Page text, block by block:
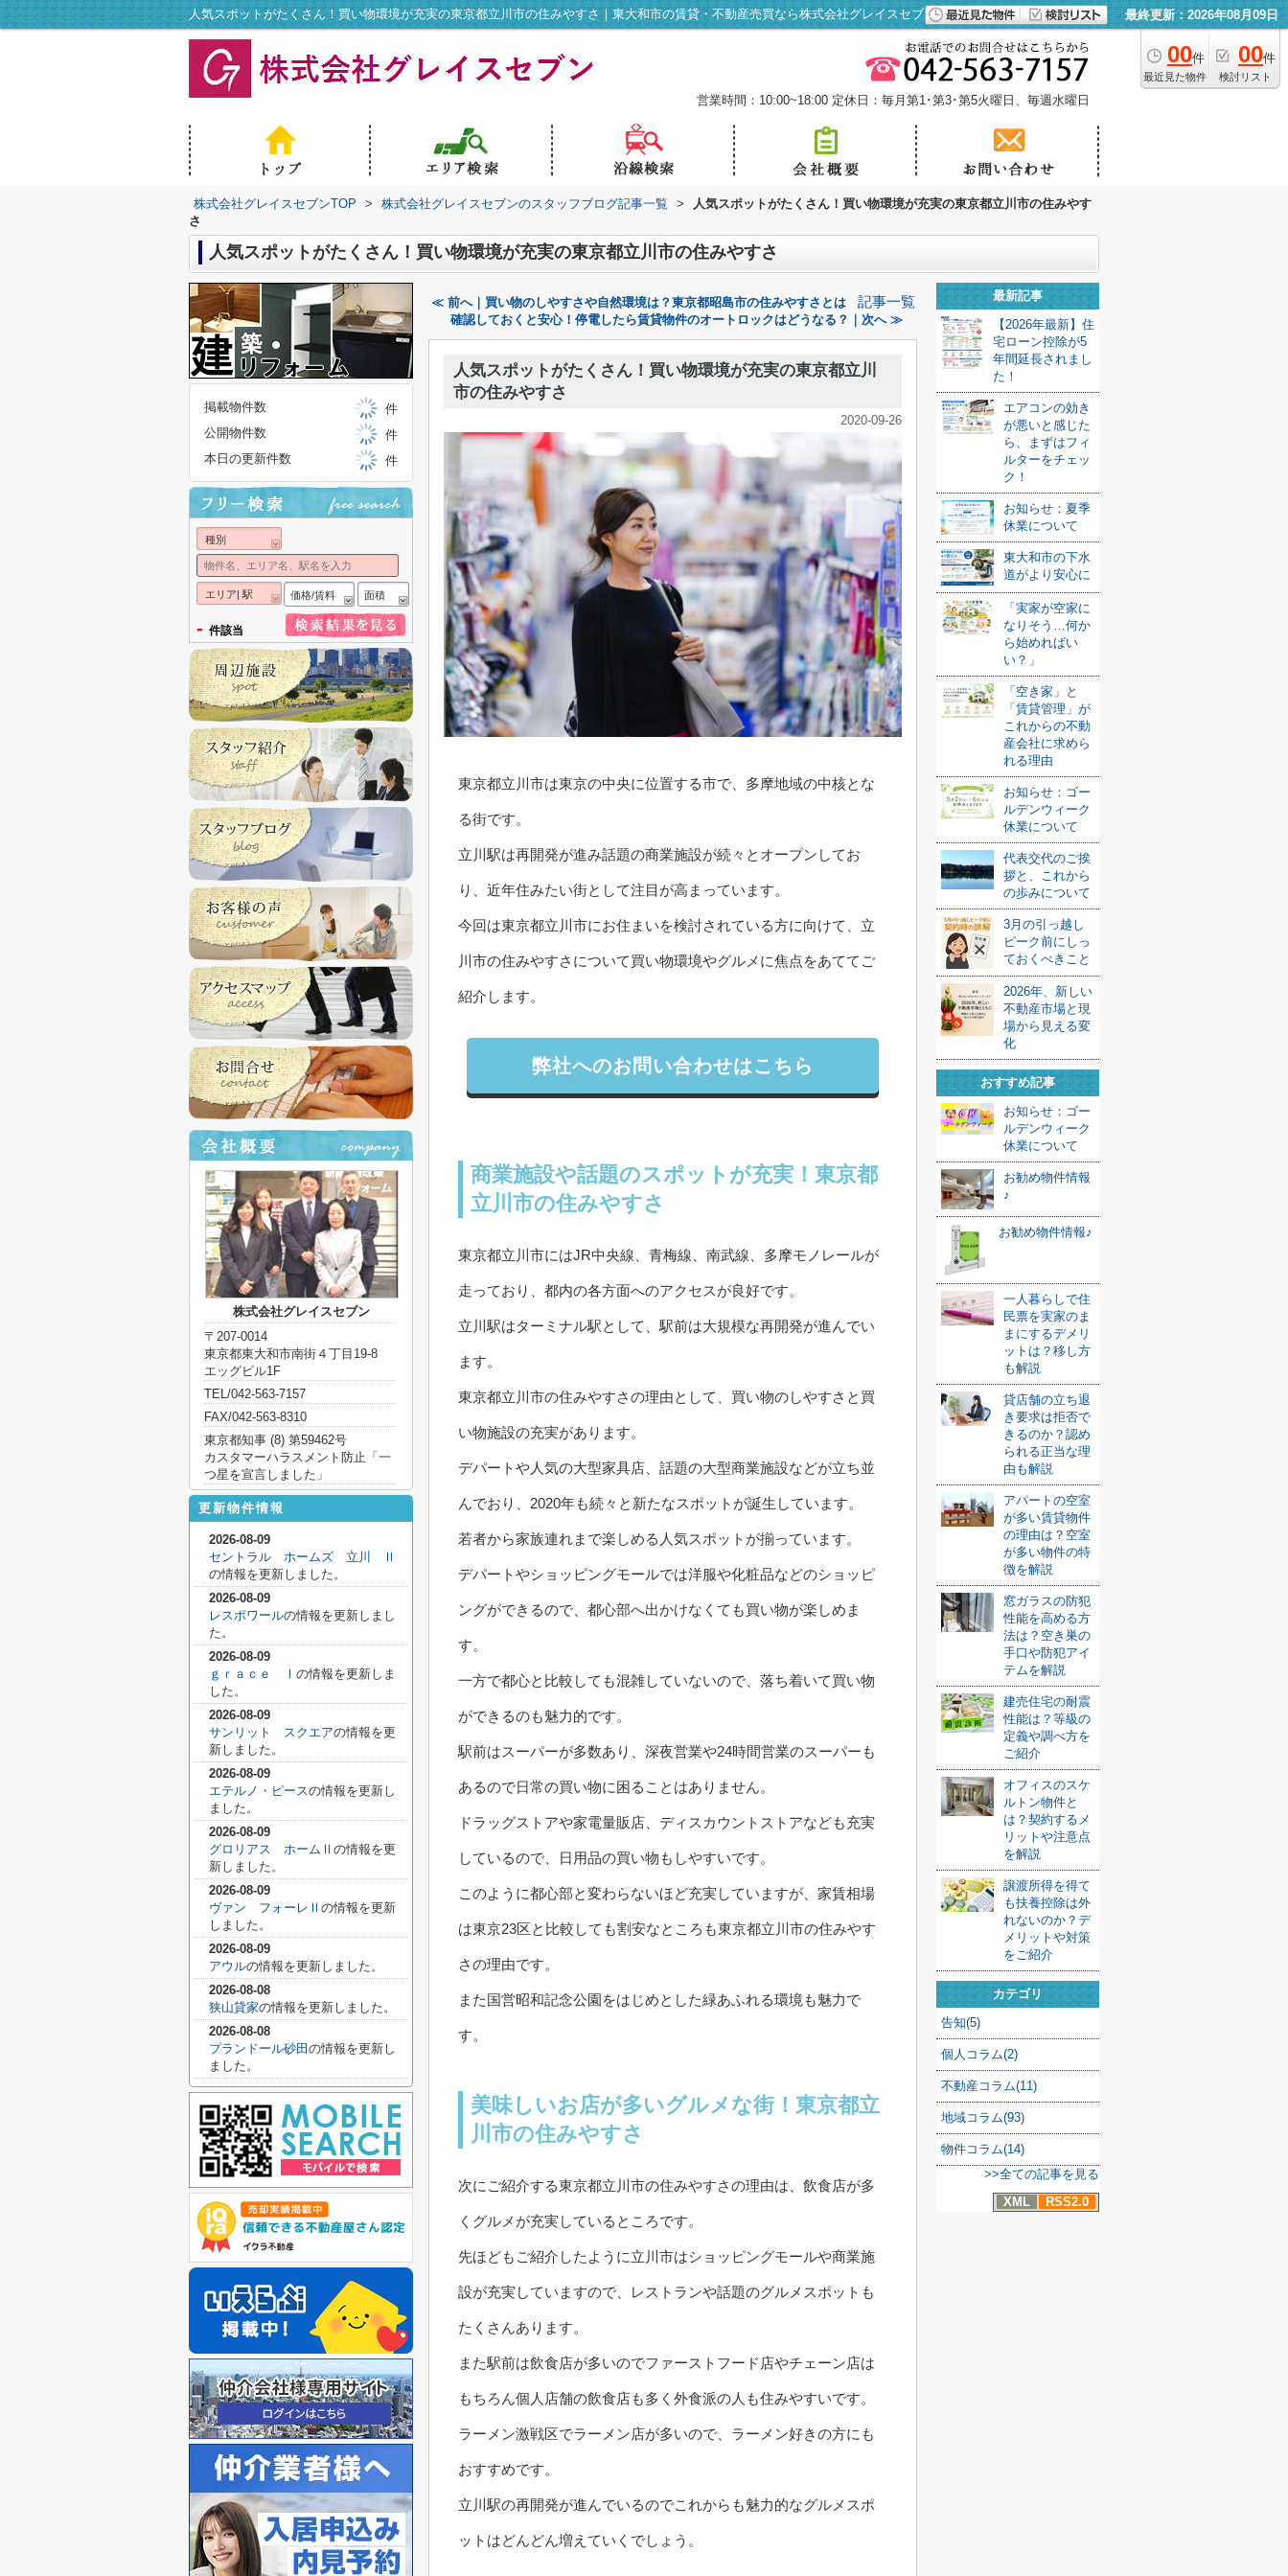
人気スポットがたくさん！買い物環境が充実の東京都立川市の住みやすさ｜東大和市の賃貸・不動産売買なら株式会社グレイスセブン 最終更新：2026年08月09日
00件
最近見た物件
00件
検討リスト
営業時間：10:00~18:00 定休日：毎月第1･第3･第5火曜日、毎週水曜日
株式会社グレイスセブンTOP > 株式会社グレイスセブンのスタッフブログ記事一覧 >
人気スポットがたくさん！買い物環境が充実の東京都立川市の住みやす
さ
人気スポットがたくさん！買い物環境が充実の東京都立川市の住みやすさ
≪ 前へ｜買い物のしやすさや自然環境は？東京都昭島市の住みやすさとは 記事一覧
確認しておくと安心！停電したら賃貸物件のオートロックはどうなる？｜次へ ≫
人気スポットがたくさん！買い物環境が充実の東京都立川
市の住みやすさ
2020-09-26
東京都立川市は東京の中央に位置する市で、多摩地域の中核とな
る街です。
立川駅は再開発が進み話題の商業施設が続々とオープンしてお
り、近年住みたい街として注目が高まっています。
今回は東京都立川市にお住まいを検討されている方に向けて、立
川市の住みやすさについて買い物環境やグルメに焦点をあててご
紹介します。
弊社へのお問い合わせはこちら
商業施設や話題のスポットが充実！東京都
立川市の住みやすさ
東京都立川市にはJR中央線、青梅線、南武線、多摩モノレールが
走っており、都内の各方面へのアクセスが良好です。
立川駅はターミナル駅として、駅前は大規模な再開発が進んでい
ます。
東京都立川市の住みやすさの理由として、買い物のしやすさと買
い物施設の充実があります。
デパートや人気の大型家具店、話題の大型商業施設などが立ち並
んでおり、2020年も続々と新たなスポットが誕生しています。
若者から家族連れまで楽しめる人気スポットが揃っています。
デパートやショッピングモールでは洋服や化粧品などのショッピ
ングができるので、都心部へ出かけなくても買い物が楽しめま
す。
一方で都心と比較しても混雑していないので、落ち着いて買い物
ができるのも魅力的です。
駅前はスーパーが多数あり、深夜営業や24時間営業のスーパーも
あるので日常の買い物に困ることはありません。
ドラッグストアや家電量販店、ディスカウントストアなども充実
しているので、日用品の買い物もしやすいです。
このように都心部と変わらないほど充実していますが、家賃相場
は東京23区と比較しても割安なところも東京都立川市の住みやす
さの理由です。
また国営昭和記念公園をはじめとした緑あふれる環境も魅力で
す。
美味しいお店が多いグルメな街！東京都立
川市の住みやすさ
次にご紹介する東京都立川市の住みやすさの理由は、飲食店が多
くグルメが充実しているところです。
先ほどもご紹介したように立川市はショッピングモールや商業施
設が充実していますので、レストランや話題のグルメスポットも
たくさんあります。
また駅前は飲食店が多いのでファーストフード店やチェーン店は
もちろん個人店舗の飲食店も多く外食派の人も住みやすいです。
ラーメン激戦区でラーメン店が多いので、ラーメン好きの方にも
おすすめです。
立川駅の再開発が進んでいるのでこれからも魅力的なグルメスポ
ットはどんどん増えていくでしょう。
最新記事
【2026年最新】住
宅ローン控除が5
年間延長されまし
た！
エアコンの効き
が悪いと感じた
ら、まずはフィ
ルターをチェッ
ク！
お知らせ：夏季
休業について
東大和市の下水
道がより安心に
「実家が空家に
なりそう…何か
ら始めればい
い？」
「空き家」と
「賃貸管理」が
これからの不動
産会社に求めら
れる理由
お知らせ：ゴー
ルデンウィーク
休業について
代表交代のご挨
拶と、これから
の歩みについて
3月の引っ越し
ピーク前にしっ
ておくべきこと
2026年、新しい
不動産市場と現
場から見える変
化
おすすめ記事
お知らせ：ゴー
ルデンウィーク
休業について
お勧め物件情報
♪
お勧め物件情報♪
一人暮らしで住
民票を実家のま
まにするデメリ
ットは？移し方
も解説
貸店舗の立ち退
き要求は拒否で
きるのか？認め
られる正当な理
由も解説
アパートの空室
が多い賃貸物件
の理由は？空室
が多い物件の特
徴を解説
窓ガラスの防犯
性能を高める方
法は？空き巣の
手口や防犯アイ
テムを解説
建売住宅の耐震
性能は？等級の
定義や調べ方を
ご紹介
オフィスのスケ
ルトン物件と
は？契約するメ
リットや注意点
を解説
譲渡所得を得て
も扶養控除は外
れないのか？デ
メリットや対策
をご紹介
カテゴリ
告知(5)
個人コラム(2)
不動産コラム(11)
地域コラム(93)
物件コラム(14)
>>全ての記事を見る
XML
RSS2.0
掲載物件数
件
公開物件数
件
本日の更新件数
件
種別
エリア| 駅 価格/賃料 面積
- 件該当
株式会社グレイスセブン
〒207-0014
東京都東大和市南街４丁目19-8
エッグビル1F
TEL/042-563-7157
FAX/042-563-8310
東京都知事 (8) 第59462号
カスタマーハラスメント防止「一
つ星を宣言しました」
更新物件情報
2026-08-09
セントラル ホームズ 立川 Ⅱ
の情報を更新しました。
2026-08-09
レスポワールの情報を更新しまし
た。
2026-08-09
ｇｒａｃｅ Ⅰ の情報を更新しま
した。
2026-08-09
サンリット スクエアの情報を更
新しました。
2026-08-09
エテルノ・ピースの情報を更新し
ました。
2026-08-09
グロリアス ホームⅡ の情報を更
新しました。
2026-08-09
ヴァン フォーレⅡ の情報を更新
しました。
2026-08-09
アウルの情報を更新しました。
2026-08-08
狭山貸家の情報を更新しました。
2026-08-08
プランドール砂田 の情報を更新し
ました。